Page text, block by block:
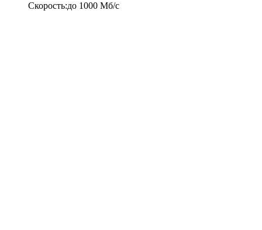
Скорость:до 1000 Мб/c